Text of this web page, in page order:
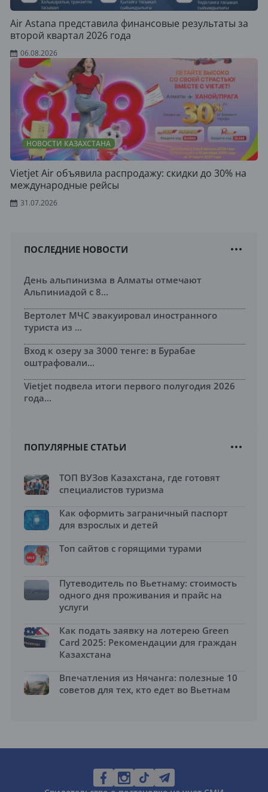
Air Astana представила финансовые результаты за
второй квартал 2026 года
06.08.2026
НОВОСТИ КАЗАХСТАНА
Vietjet Air объявила распродажу: скидки до 30% на
международные рейсы
31.07.2026
ПОСЛЕДНИЕ НОВОСТИ
День альпинизма в Алматы отмечают
Альпиниадой с 8...
Вертолет МЧС эвакуировал иностранного
туриста из ...
Вход к озеру за 3000 тенге: в Бурабае
оштрафовали...
Vietjet подвела итоги первого полугодия 2026
года...
ПОПУЛЯРНЫЕ СТАТЬИ
ТОП ВУЗов Казахстана, где готовят
специалистов туризма
Как оформить заграничный паспорт
для взрослых и детей
Топ сайтов с горящими турами
Путеводитель по Вьетнаму: стоимость
одного дня проживания и прайс на
услуги
Как подать заявку на лотерею Green
Card 2025: Рекомендации для граждан
Казахстана
Впечатления из Нячанга: полезные 10
советов для тех, кто едет во Вьетнам